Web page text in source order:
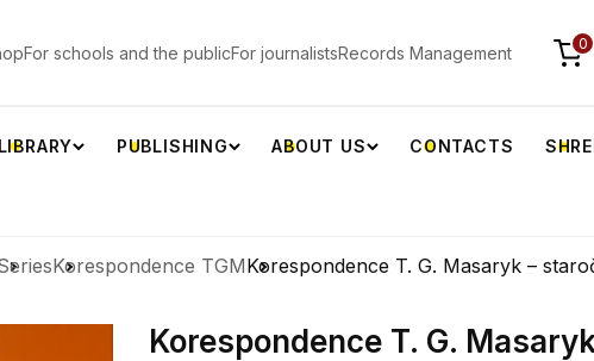
For schools and the publicFor journalistsRecords Management 0
LIBRARY PUBLISHING ABOUT US CONTACTS
Korespondence TGMKorespondence T. G. Masaryk –
Korespondence T. G.